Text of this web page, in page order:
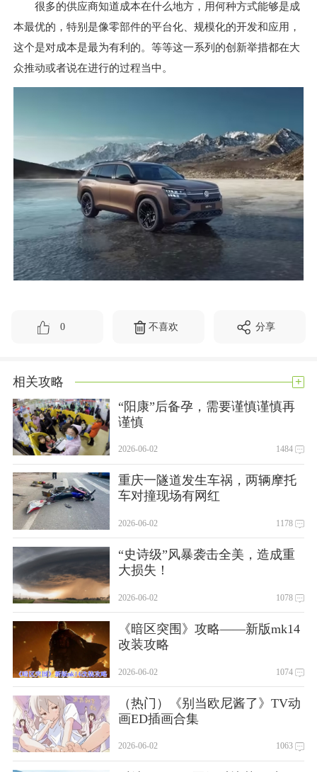
很多的供应商知道成本在什么地方，用何种方式能够是成
本最优的，特别是像零部件的平台化、规模化的开发和应用，
这个是对成本是最为有利的。等等这一系列的创新举措都在大
众推动或者说在进行的过程当中。
0 不喜欢 分享
相关攻略 +
“阳康”后备孕，需要谨慎谨慎再
谨慎
2026-06-02 1484
重庆一隧道发生车祸，两辆摩托
车对撞现场有网红
2026-06-02 1178
“史诗级”风暴袭击全美，造成重
大损失！
2026-06-02 1078
《暗区突围》攻略——新版mk14
改装攻略
2026-06-02 1074
（热门）《别当欧尼酱了》TV动
画ED插画合集
2026-06-02 1063